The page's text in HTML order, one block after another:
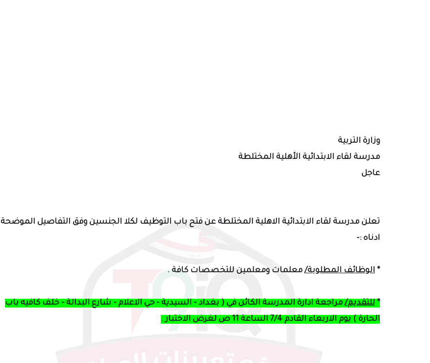
وزارة التربية
مدرسة لقاء الابتدائية الأهلية المختلطة
عاجل
تعلن مدرسة لقاء الابتدائية الاهلية المختلطة عن فتح باب التوظيف لكلا الجنسين وفق التفاصيل الموضحة
ادناه :-
* الوظائف المطلوبة/معلمات ومعلمين للتخصصات كافة .
* للتقديم/مراجعة ادارة المدرسة الكائن في ( بغداد - السيدية - حي الاعلام - شارع البدالة - خلف كافيه باب
الحارة ) يوم الاربعاء القادم 7/4 الساعة 11 ص لغرض الاختبار .